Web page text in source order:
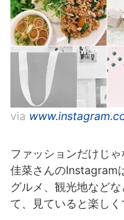
via
ファッションだけじゃ
佳菜さんのInstagram
グルメ、観光地など
て、見ていると楽し